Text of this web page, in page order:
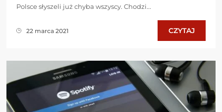
Polsce słyszeli już chyba wszyscy. Chodzi...
22 marca 2021 CZYTAJ